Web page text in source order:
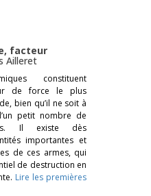
facteur
Ailleret
constituent
de force le plus
bien qu’il ne soit à
petit nombre de
Il existe dès
importantes et
de ces armes, qui
de destruction en
Lire les premières